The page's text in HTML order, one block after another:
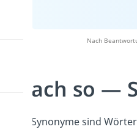
Nach
ach so —
Synonyme sind